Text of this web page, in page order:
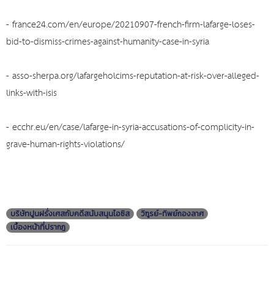
-france24.com/en/europe/20210907-french-firm-lafarge-loses-
bid-to-dismiss-crimes-against-humanity-case-in-syria
-asso-sherpa.org/lafargeholcims-reputation-at-risk-over-alleged-
links-with-isis
-ecchr.eu/en/case/lafarge-in-syria-accusations-of-complicity-in-
grave-human-rights-violations/
บริษัทปูนฝรั่งเศสกับคดีสนับสนุนไอซิส
วิฑูรย์-ทิพย์กองลาศ
เบื้องหน้าที่ปรากฎ